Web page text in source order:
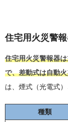
住宅用火災警
住宅用火災警報器
で、差動式は自動
は、煙式（光電式
種類